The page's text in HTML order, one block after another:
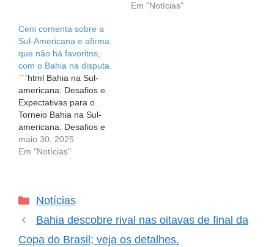
derrota contra o
Internacional, marcando
o fim da trajetória do time
na Copa Libertadores da
América. Apesar…
Sul-americana 2025:
Em "Notícias"
Ceni comenta sobre a
Sul-Americana e afirma
que não há favoritos,
com o Bahia na disputa.
```html Bahia na Sul-
americana: Desafios e
Expectativas para o
Torneio Bahia na Sul-
americana: Desafios e
Expectativas para o
Torneio Após a
frustração e esperança. A
americana gera
expectativas, mesmo que
maio 30, 2025
Em "Notícias"
Categorias
Notícias
Bahia descobre rival nas oitavas de final da
Copa do Brasil; veja os detalhes.